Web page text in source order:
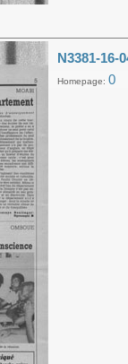
N3381-16-
Homepage: 0